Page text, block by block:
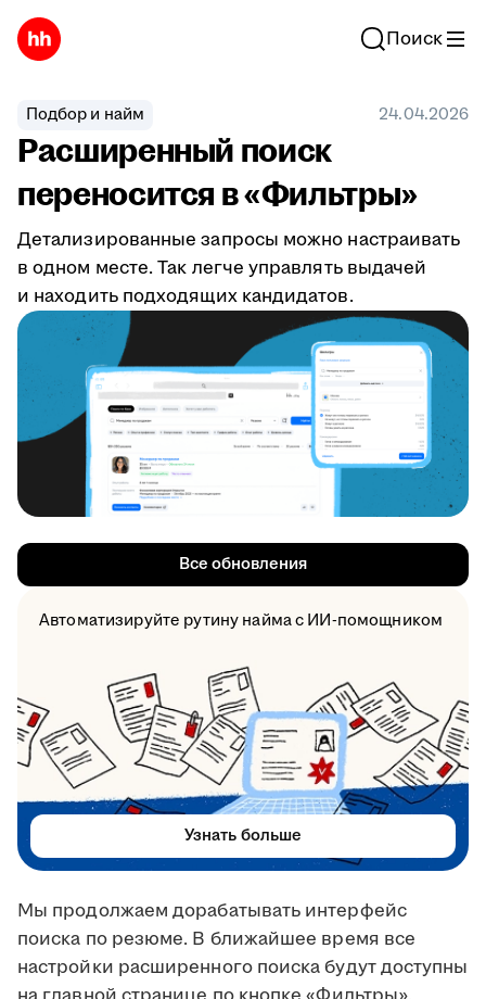
Поиск
Подбор и найм 24.04.2026
Расширенный поиск
переносится в «Фильтры»
Детализированные запросы можно настраивать
в одном месте. Так легче управлять выдачей
и находить подходящих кандидатов.
Мы продолжаем дорабатывать интерфейс
поиска по резюме. В ближайшее время все
настройки расширенного поиска будут доступны
Все обновления
Автоматизируйте рутину найма с ИИ-помощником
Узнать больше